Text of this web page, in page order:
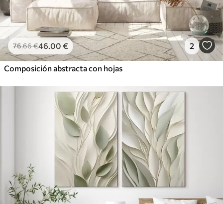
76.66€46.00 € 2
Composición abstracta con hojas